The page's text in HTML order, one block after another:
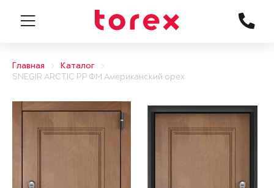
Главная
Каталог
SNEGIR ARCTIC PP ФМ Американский орех